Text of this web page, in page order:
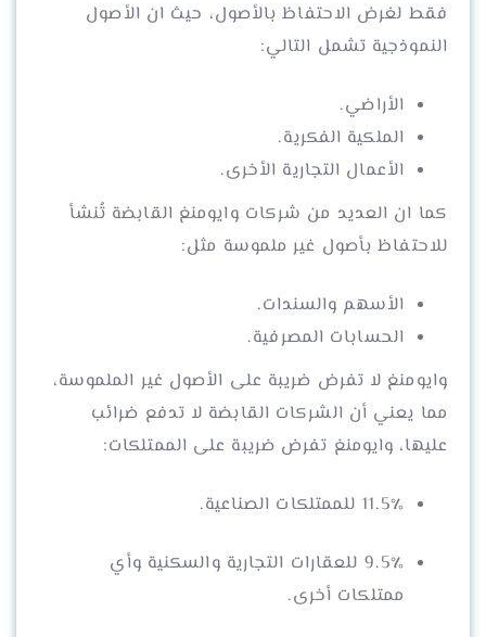
فقط لغرض الاحتفاظ بالأصول، حيث ان الأصول
النموذجية تشمل التالي:
الأراضي.
الملكية الفكرية.
الأعمال التجارية الأخرى.
كما ان العديد من شركات وايومنغ القابضة تُنشأ
للاحتفاظ بأصول غير ملموسة مثل:
الأسهم والسندات.
الحسابات المصرفية.
وايومنغ لا تفرض ضريبة على الأصول غير الملموسة،
مما يعني أن الشركات القابضة لا تدفع ضرائب
عليها، وايومنغ تفرض ضريبة على الممتلكات:
11.5٪ للممتلكات الصناعية.
9.5٪ للعقارات التجارية والسكنية وأي
ممتلكات أخرى.